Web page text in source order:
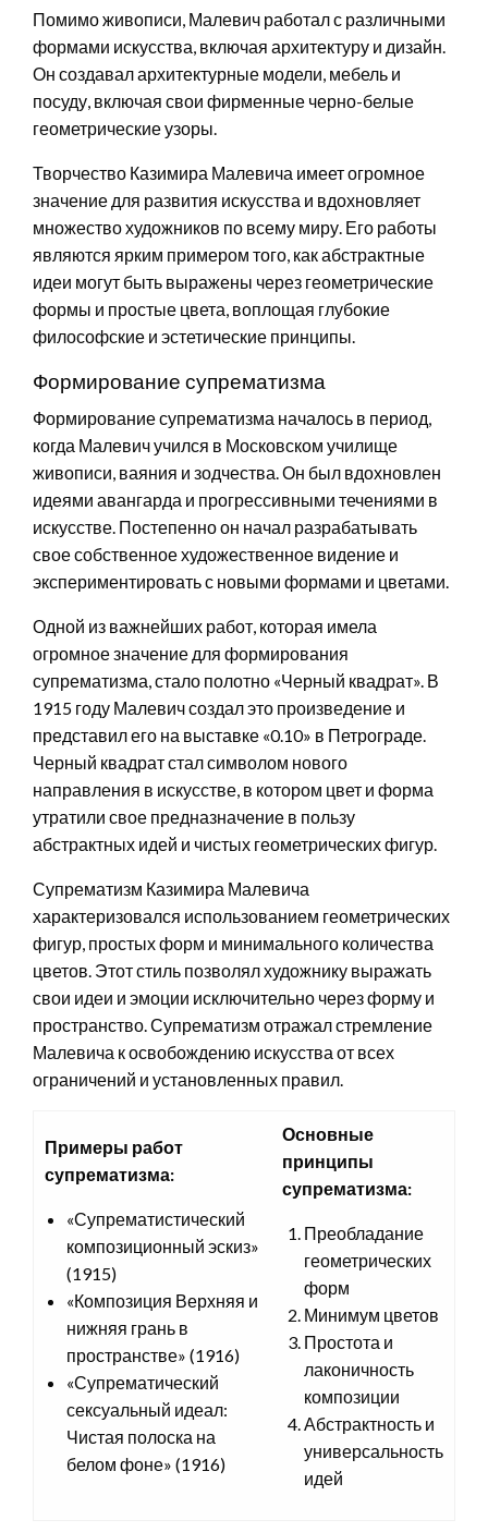
Помимо живописи, Малевич работал с различными
формами искусства, включая архитектуру и дизайн.
Он создавал архитектурные модели, мебель и
посуду, включая свои фирменные черно-белые
геометрические узоры.
Творчество Казимира Малевича имеет огромное
значение для развития искусства и вдохновляет
множество художников по всему миру. Его работы
являются ярким примером того, как абстрактные
идеи могут быть выражены через геометрические
формы и простые цвета, воплощая глубокие
философские и эстетические принципы.
Формирование супрематизма
Формирование супрематизма началось в период,
когда Малевич учился в Московском училище
живописи, ваяния и зодчества. Он был вдохновлен
идеями авангарда и прогрессивными течениями в
искусстве. Постепенно он начал разрабатывать
свое собственное художественное видение и
экспериментировать с новыми формами и цветами.
Одной из важнейших работ, которая имела
огромное значение для формирования
супрематизма, стало полотно «Черный квадрат». В
1915 году Малевич создал это произведение и
представил его на выставке «0.10» в Петрограде.
Черный квадрат стал символом нового
направления в искусстве, в котором цвет и форма
утратили свое предназначение в пользу
абстрактных идей и чистых геометрических фигур.
Супрематизм Казимира Малевича
характеризовался использованием геометрических
фигур, простых форм и минимального количества
цветов. Этот стиль позволял художнику выражать
свои идеи и эмоции исключительно через форму и
пространство. Супрематизм отражал стремление
Малевича к освобождению искусства от всех
ограничений и установленных правил.
Примеры работ
супрематизма:
«Супрематистический
композиционный эскиз»
(1915)
«Композиция Верхняя и
нижняя грань в
пространстве» (1916)
«Супрематический
сексуальный идеал:
Чистая полоска на
белом фоне» (1916)
Основные
принципы
супрематизма:
Преобладание
геометрических
форм
Минимум цветов
Простота и
лаконичность
композиции
Абстрактность и
универсальность
идей